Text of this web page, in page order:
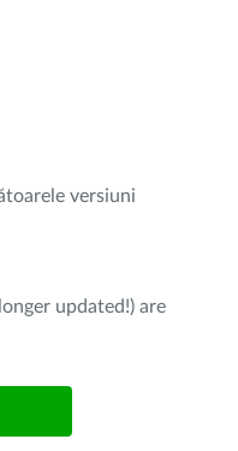
versiuni
updated!) are